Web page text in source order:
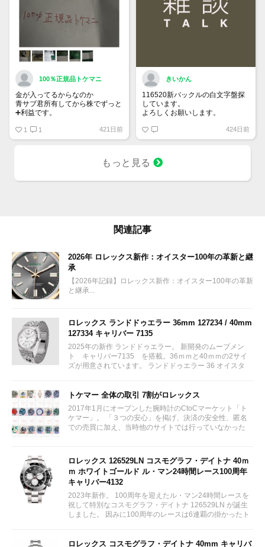
100％正規品トケマニ
金が入ってるからなのか
青サブ君所有してから株でずっと
➕利益です。
銘柄番号7932 ニッピ
1 1 421日前
きいかん
116520新バックルの白文字盤探
しています。
よろしくお願いします。
424日前
もっと見る
関連記事
2026年 ロレックス新作：オイスター100年の革新と継
承
【2026年記録】ロレックス新作：オイスター100年の革新
と継承...
ロレックス ランドドゥエラー 36mm 127234 / 40mm
127334 キャリバー 7135
2025年の新作 ランドドゥエラー。 新開発のムーブメン
ト キャリバー7135 を搭載。36ｍｍと40ｍｍの2サイ
ズが用意されています。 ランドドゥエラー 36 オイスタ
トケマー 全体の取引 7割がロレックス
2017年1月にオープンした腕時計のCtoCマーケット「ト
ケマー」。 「３つの安心」を掲げ、決済の安全性、匿名
での売買に加え、当時他のサイトでは行っていなかった
ロレックス 126529LN コスモグラフ・デイトナ 40ｍ
ｍ ホワイトゴールド ル・マン24時間レース100周年
キャリバー4132
2023年新作。 100周年を迎えたル・マン24時間レースを
祝して特別なコスモグラフ・デイトナ 126529LN が誕生
しました。 因みに100周年のレースは6連覇の掛かったト
ロレックス コスモグラフ・デイトナ 40mm キャリバ